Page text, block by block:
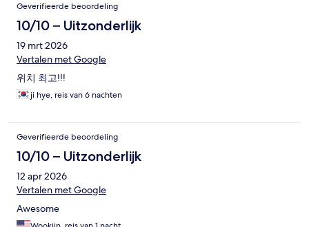
Geverifieerde beoordeling
10/10 – Uitzonderlijk
19 mrt 2026
Vertalen met Google
위치 최고!!!
ji hye, reis van 6 nachten
Geverifieerde beoordeling
10/10 – Uitzonderlijk
12 apr 2026
Vertalen met Google
Awesome